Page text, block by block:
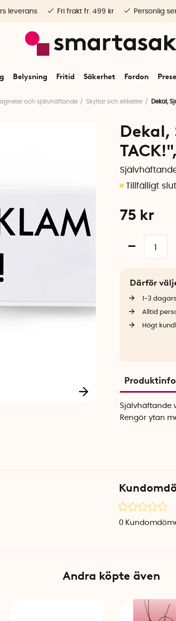
Belysning Fritid Säkerhet Fordon
leverans Fri frakt fr. 499 kr Personlig
och självhäftande Skyltar och etiketter Dekal,
Dekal,
75 kr
Därför
1-3
Alltid
Högt
Produktinfo
Självhäftande
Rengör ytan
0
Andra köpte även